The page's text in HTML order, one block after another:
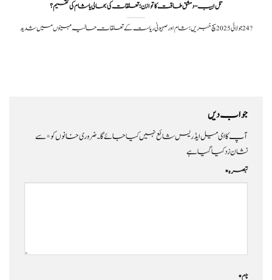
تل ابیب-دمشق طاقت کا توازن؛ تعلقات کی بحالی یا شام کی تقسیم؟
?️ 24 جولائی 2025 سچ خبریں:شام اور صہیونی ریاست کے تعلقات حالیہ مہینوں میں شدید
جواب دیں
آپ کا ای میل ایڈریس شائع نہیں کیا جائے گا۔ضروری خانوں کو*سے
نشان زد کیا گیا ہے
تبصرہ*
نام*